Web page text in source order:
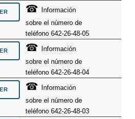
☎
Información
sobre el número de
teléfono 642-26-48-05
☎
Información
sobre el número de
teléfono 642-26-48-04
☎
Información
sobre el número de
teléfono 642-26-48-03